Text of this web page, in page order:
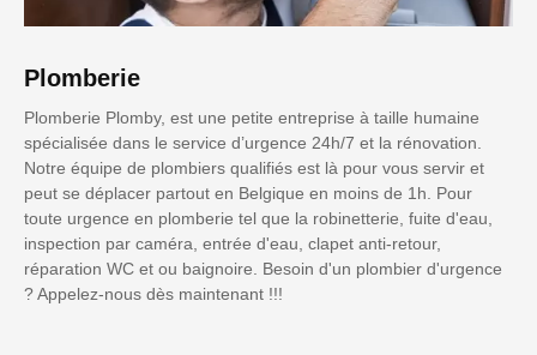
Plomberie
Plomberie Plomby, est une petite entreprise à taille humaine
spécialisée dans le service d’urgence 24h/7 et la rénovation.
Notre équipe de plombiers qualifiés est là pour vous servir et
peut se déplacer partout en Belgique en moins de 1h. Pour
toute urgence en plomberie tel que la robinetterie, fuite d'eau,
inspection par caméra, entrée d'eau, clapet anti-retour,
réparation WC et ou baignoire. Besoin d'un plombier d'urgence
? Appelez-nous dès maintenant !!!